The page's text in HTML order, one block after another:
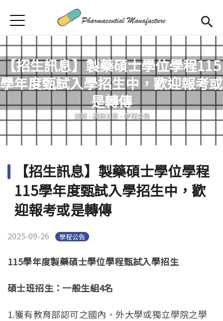
首頁
首頁
最新消息
學程簡介
Open
師資陣容
課程規劃
檔案下載
合作企業
Jump to Navigation
Jump to Main content
【招生訊息】製藥碩士學位學程115
學年度甄試入學招生中，歡迎報考或
是轉傳
您在這裡
首頁 - 最新消息 - 學程公告
【招生訊息】製藥碩士學位學程
115學年度甄試入學招生中，歡
迎報考或是轉傳
2025-09-26 學程公告
115學年度製藥碩士學位學程甄試入學招生
碩士班招生 ：一般生組4名
1.獲有教育部認可之國內、外大學或獨立學院之學